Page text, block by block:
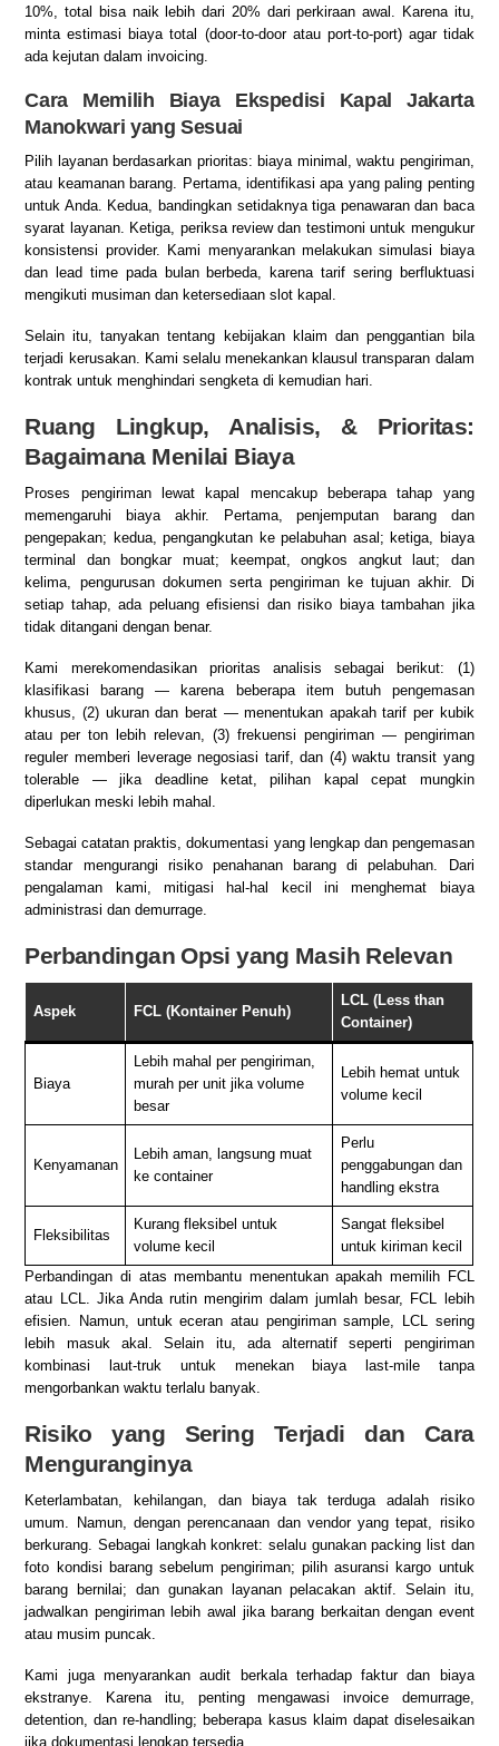
10%, total bisa naik lebih dari 20% dari perkiraan awal. Karena itu,
minta estimasi biaya total (door-to-door atau port-to-port) agar tidak
ada kejutan dalam invoicing.
Cara Memilih Biaya Ekspedisi Kapal Jakarta
Manokwari yang Sesuai
Pilih layanan berdasarkan prioritas: biaya minimal, waktu pengiriman,
atau keamanan barang. Pertama, identifikasi apa yang paling penting
untuk Anda. Kedua, bandingkan setidaknya tiga penawaran dan baca
syarat layanan. Ketiga, periksa review dan testimoni untuk mengukur
konsistensi provider. Kami menyarankan melakukan simulasi biaya
dan lead time pada bulan berbeda, karena tarif sering berfluktuasi
mengikuti musiman dan ketersediaan slot kapal.
Selain itu, tanyakan tentang kebijakan klaim dan penggantian bila
terjadi kerusakan. Kami selalu menekankan klausul transparan dalam
kontrak untuk menghindari sengketa di kemudian hari.
Ruang Lingkup, Analisis, & Prioritas:
Bagaimana Menilai Biaya
Proses pengiriman lewat kapal mencakup beberapa tahap yang
memengaruhi biaya akhir. Pertama, penjemputan barang dan
pengepakan; kedua, pengangkutan ke pelabuhan asal; ketiga, biaya
terminal dan bongkar muat; keempat, ongkos angkut laut; dan
kelima, pengurusan dokumen serta pengiriman ke tujuan akhir. Di
setiap tahap, ada peluang efisiensi dan risiko biaya tambahan jika
tidak ditangani dengan benar.
Kami merekomendasikan prioritas analisis sebagai berikut: (1)
klasifikasi barang — karena beberapa item butuh pengemasan
khusus, (2) ukuran dan berat — menentukan apakah tarif per kubik
atau per ton lebih relevan, (3) frekuensi pengiriman — pengiriman
reguler memberi leverage negosiasi tarif, dan (4) waktu transit yang
tolerable — jika deadline ketat, pilihan kapal cepat mungkin
diperlukan meski lebih mahal.
Sebagai catatan praktis, dokumentasi yang lengkap dan pengemasan
standar mengurangi risiko penahanan barang di pelabuhan. Dari
pengalaman kami, mitigasi hal-hal kecil ini menghemat biaya
administrasi dan demurrage.
Perbandingan Opsi yang Masih Relevan
Aspek FCL (Kontainer Penuh)
LCL (Less than
Container)
Biaya
Lebih mahal per pengiriman,
murah per unit jika volume
besar
Lebih hemat untuk
volume kecil
Kenyamanan
Lebih aman, langsung muat
ke container
Perlu
penggabungan dan
handling ekstra
Fleksibilitas
Kurang fleksibel untuk
volume kecil
Sangat fleksibel
untuk kiriman kecil
Perbandingan di atas membantu menentukan apakah memilih FCL
atau LCL. Jika Anda rutin mengirim dalam jumlah besar, FCL lebih
efisien. Namun, untuk eceran atau pengiriman sample, LCL sering
lebih masuk akal. Selain itu, ada alternatif seperti pengiriman
kombinasi laut-truk untuk menekan biaya last-mile tanpa
mengorbankan waktu terlalu banyak.
Risiko yang Sering Terjadi dan Cara
Menguranginya
Keterlambatan, kehilangan, dan biaya tak terduga adalah risiko
umum. Namun, dengan perencanaan dan vendor yang tepat, risiko
berkurang. Sebagai langkah konkret: selalu gunakan packing list dan
foto kondisi barang sebelum pengiriman; pilih asuransi kargo untuk
barang bernilai; dan gunakan layanan pelacakan aktif. Selain itu,
jadwalkan pengiriman lebih awal jika barang berkaitan dengan event
atau musim puncak.
Kami juga menyarankan audit berkala terhadap faktur dan biaya
ekstranye. Karena itu, penting mengawasi invoice demurrage,
detention, dan re-handling; beberapa kasus klaim dapat diselesaikan
jika dokumentasi lengkap tersedia.